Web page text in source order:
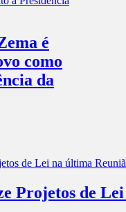
é
como
da
Projetos de